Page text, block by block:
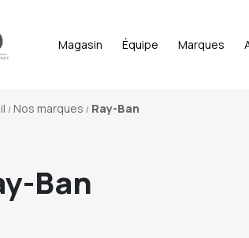
Magasin Équipe Marques
Nos marques Ray-Ban
Ban